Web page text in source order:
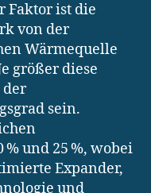
Faktor ist die
von der
Wärmequelle
größer diese
der
sein.
und 25 %, wobei
Expander,
und